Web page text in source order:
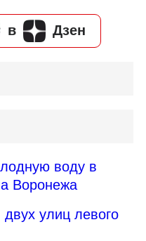
в Дзен
воду в
Воронежа
улиц левого